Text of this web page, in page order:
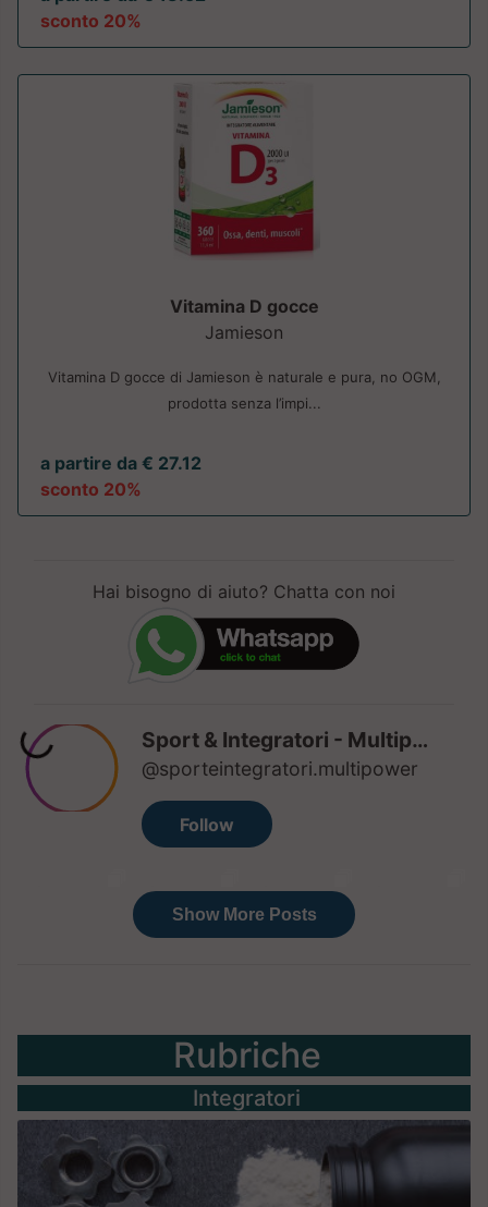
sconto 20%
Vitamina D gocce
Jamieson
Vitamina D gocce di Jamieson è naturale e pura, no OGM,
prodotta senza l’impi...
a partire da € 27.12
sconto 20%
Hai bisogno di aiuto? Chatta con noi
Rubriche
Integratori